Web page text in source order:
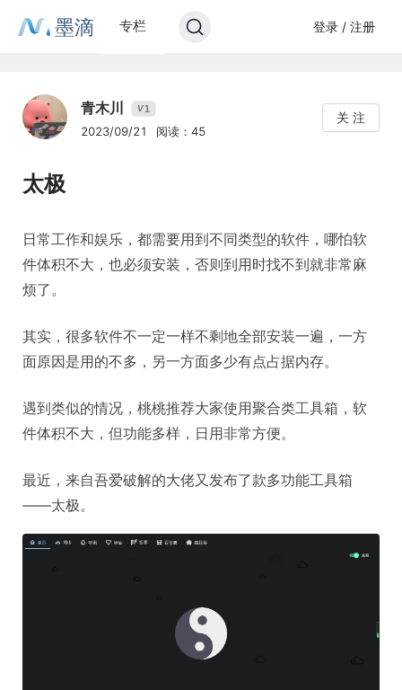
墨滴 专栏 登录 / 注册
青木川 V1
2023/09/21 阅读：45
关 注
太极
日常工作和娱乐，都需要用到不同类型的软件，哪怕软
件体积不大，也必须安装，否则到用时找不到就非常麻
烦了。
其实，很多软件不一定一样不剩地全部安装一遍，一方
面原因是用的不多，另一方面多少有点占据内存。
遇到类似的情况，桃桃推荐大家使用聚合类工具箱，软
件体积不大，但功能多样，日用非常方便。
最近，来自吾爱破解的大佬又发布了款多功能工具箱
——太极。